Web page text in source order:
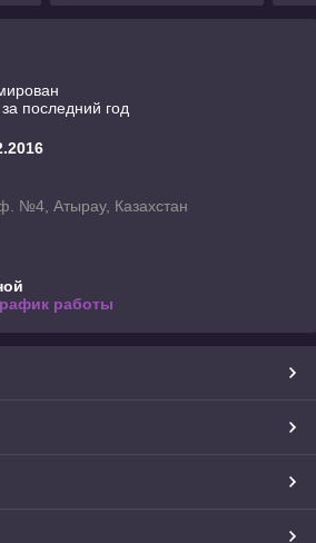
последний год
№4, Атырау, Казахстан
работы